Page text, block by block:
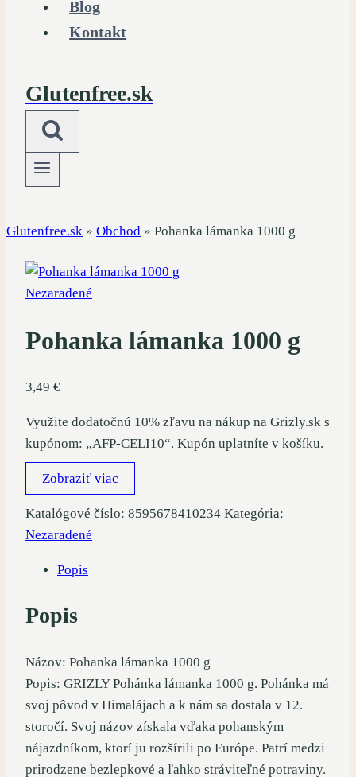
Blog
Kontakt
Glutenfree.sk
Glutenfree.sk » Obchod » Pohanka lámanka 1000 g
Nezaradené
Pohanka lámanka 1000 g
3,49 €
Využite dodatočnú 10% zľavu na nákup na Grizly.sk s
kupónom: „AFP-CELI10“. Kupón uplatníte v košíku.
Zobraziť viac
Katalógové číslo: 8595678410234 Kategória:
Nezaradené
Popis
Popis
Názov: Pohanka lámanka 1000 g
Popis: GRIZLY Pohánka lámanka 1000 g. Pohánka má
svoj pôvod v Himalájach a k nám sa dostala v 12.
storočí. Svoj názov získala vďaka pohanským
nájazdníkom, ktorí ju rozšírili po Európe. Patrí medzi
prirodzene bezlepkové a ľahko stráviteľné potraviny.